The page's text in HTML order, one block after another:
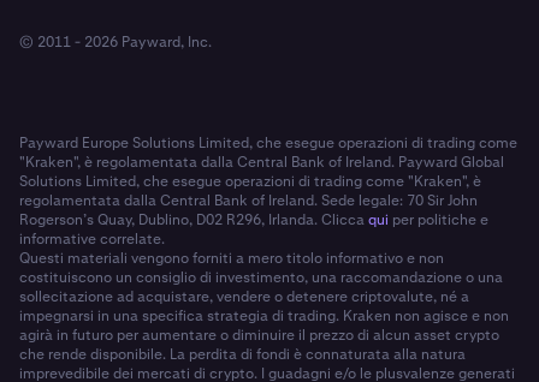
© 2011 - 2026 Payward, Inc.
Payward Europe Solutions Limited, che esegue operazioni di trading come
"Kraken", è regolamentata dalla Central Bank of Ireland. Payward Global
Solutions Limited, che esegue operazioni di trading come "Kraken", è
regolamentata dalla Central Bank of Ireland. Sede legale: 70 Sir John
Rogerson’s Quay, Dublino, D02 R296, Irlanda. Cliccaqui per politiche e
informative correlate.
Questi materiali vengono forniti a mero titolo informativo e non
costituiscono un consiglio di investimento, una raccomandazione o una
sollecitazione ad acquistare, vendere o detenere criptovalute, né a
impegnarsi in una specifica strategia di trading. Kraken non agisce e non
agirà in futuro per aumentare o diminuire il prezzo di alcun asset crypto
che rende disponibile. La perdita di fondi è connaturata alla natura
imprevedibile dei mercati di crypto. I guadagni e/o le plusvalenze generati